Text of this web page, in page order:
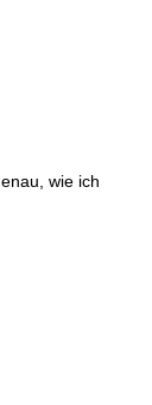
wie ich